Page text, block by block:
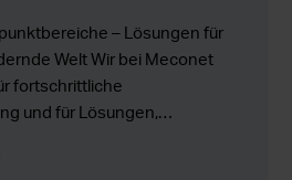
– Lösungen für
Welt Wir bei Meconet
fortschrittliche
und für Lösungen,…